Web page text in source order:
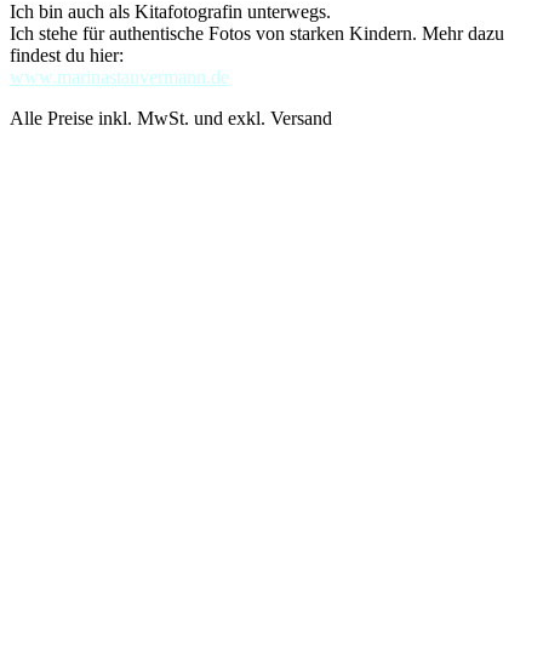
Ich bin auch als Kitafotografin unterwegs.
Ich stehe für authentische Fotos von starken Kindern. Mehr dazu
findest du hier:
www.marinastauvermann.de
Alle Preise inkl. MwSt. und exkl. Versand